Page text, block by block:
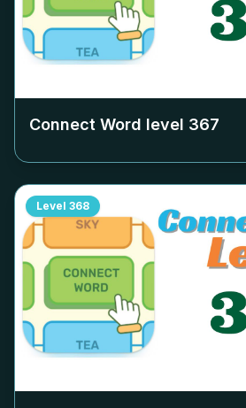
Connect Word level 367
Level 368